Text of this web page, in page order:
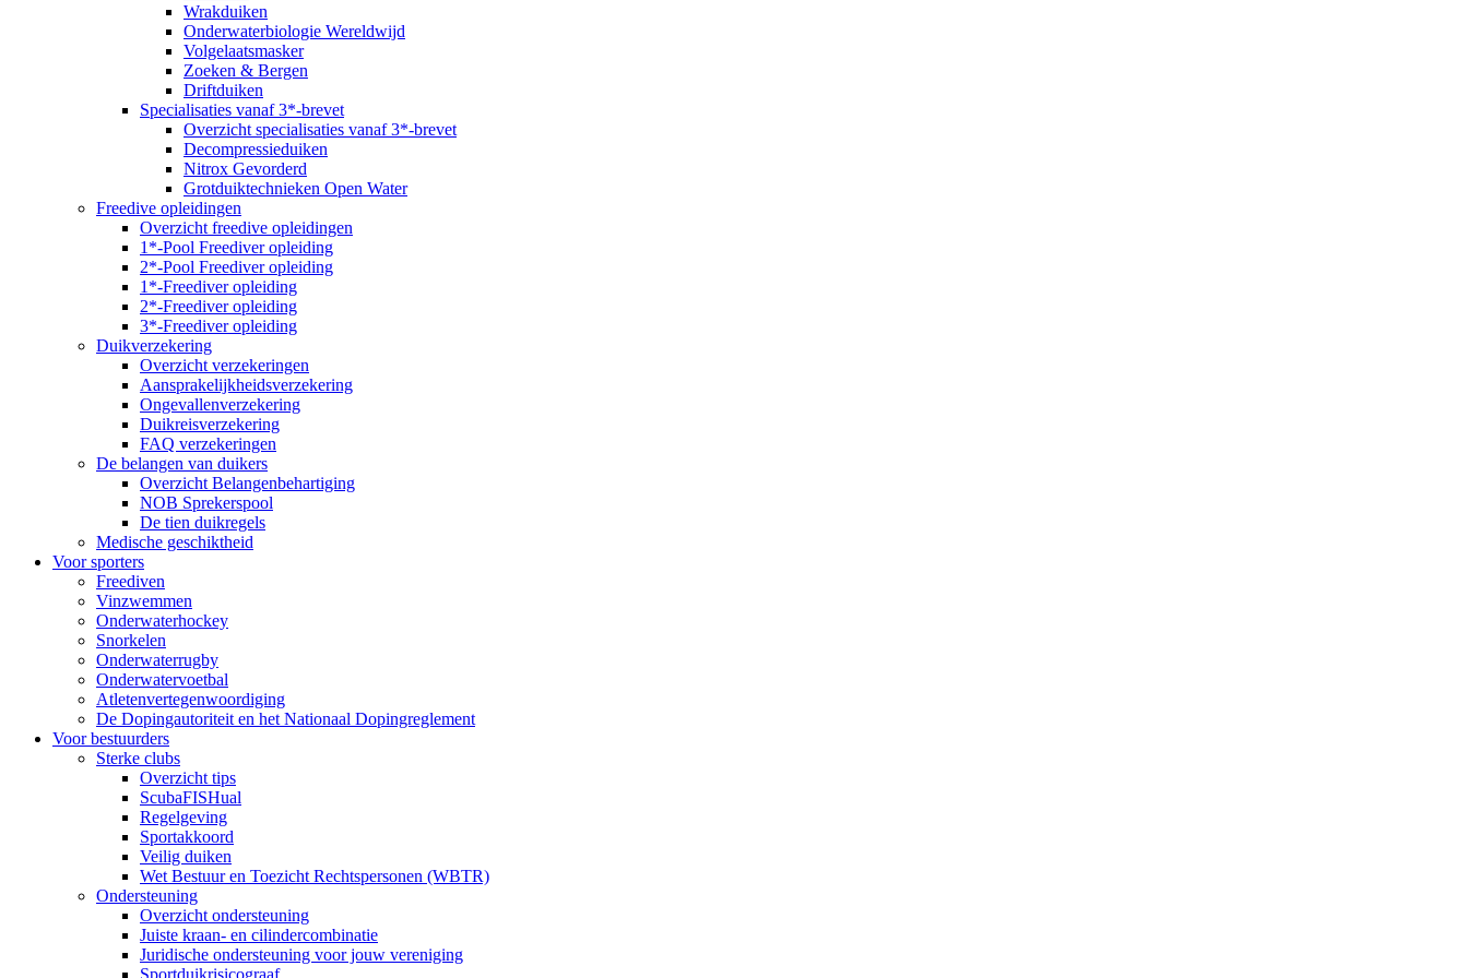
Wrakduiken
Onderwaterbiologie Wereldwijd
Volgelaatsmasker
Zoeken & Bergen
Driftduiken
Specialisaties vanaf 3*-brevet
Overzicht specialisaties vanaf 3*-brevet
Decompressieduiken
Nitrox Gevorderd
Grotduiktechnieken Open Water
Freedive opleidingen
Overzicht freedive opleidingen
1*-Pool Freediver opleiding
2*-Pool Freediver opleiding
1*-Freediver opleiding
2*-Freediver opleiding
3*-Freediver opleiding
Duikverzekering
Overzicht verzekeringen
Aansprakelijkheidsverzekering
Ongevallenverzekering
Duikreisverzekering
FAQ verzekeringen
De belangen van duikers
Overzicht Belangenbehartiging
NOB Sprekerspool
De tien duikregels
Medische geschiktheid
Voor sporters
Freediven
Vinzwemmen
Onderwaterhockey
Snorkelen
Onderwaterrugby
Onderwatervoetbal
Atletenvertegenwoordiging
De Dopingautoriteit en het Nationaal Dopingreglement
Voor bestuurders
Sterke clubs
Overzicht tips
ScubaFISHual
Regelgeving
Sportakkoord
Veilig duiken
Wet Bestuur en Toezicht Rechtspersonen (WBTR)
Ondersteuning
Overzicht ondersteuning
Juiste kraan- en cilindercombinatie
Juridische ondersteuning voor jouw vereniging
Sportduikrisicograaf